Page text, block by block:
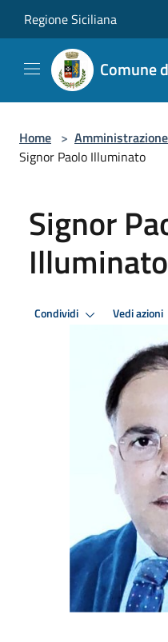
Regione Siciliana
Comune
Home > Amministrazione
Signor Paolo Illuminato
Signor
Illuminato
Condividi Vedi azioni